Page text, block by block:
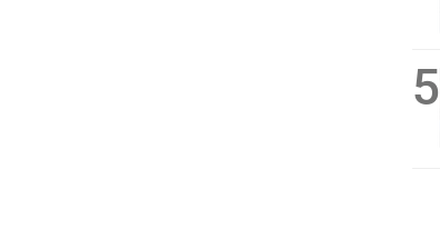
5